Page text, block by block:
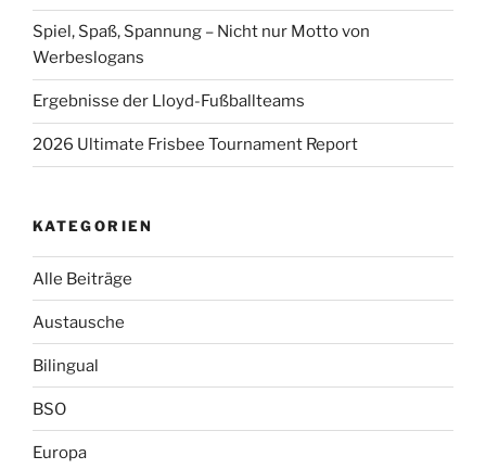
Spiel, Spaß, Spannung – Nicht nur Motto von
Werbeslogans
Ergebnisse der Lloyd-Fußballteams
2026 Ultimate Frisbee Tournament Report
KATEGORIEN
Alle Beiträge
Austausche
Bilingual
BSO
Europa